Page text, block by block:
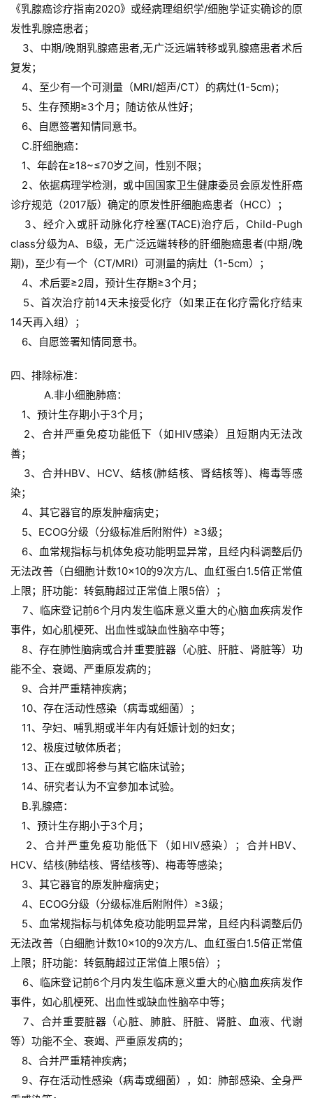
《乳腺癌诊疗指南2020》或经病理组织学/细胞学证实确诊的原
发性乳腺癌患者；
3、中期/晚期乳腺癌患者,无广泛远端转移或乳腺癌患者术后
复发；
4、至少有一个可测量（MRI/超声/CT）的病灶(1-5cm)；
5、生存预期≥3个月；随访依从性好；
6、自愿签署知情同意书。
C.肝细胞癌：
1、年龄在≥18~≤70岁之间，性别不限；
2、依据病理学检测，或中国国家卫生健康委员会原发性肝癌
诊疗规范（2017版）确定的原发性肝细胞癌患者（HCC）；
3、经介入或肝动脉化疗栓塞(TACE)治疗后，Child-Pugh
class分级为A、B级，无广泛远端转移的肝细胞癌患者(中期/晚
期)，至少有一个（CT/MRI）可测量的病灶（1-5cm）；
4、术后要≥2周，预计生存期≥3个月；
5、首次治疗前14天未接受化疗（如果正在化疗需化疗结束
14天再入组）；
6、自愿签署知情同意书。
四、排除标准：
A.非小细胞肺癌：
1、预计生存期小于3个月；
2、合并严重免疫功能低下（如HIV感染）且短期内无法改
善；
3、合并HBV、HCV、结核(肺结核、肾结核等)、梅毒等感
染；
4、其它器官的原发肿瘤病史；
5、ECOG分级（分级标准后附附件）≥3级；
6、血常规指标与机体免疫功能明显异常，且经内科调整后仍
无法改善（白细胞计数10×10的9次方/L、血红蛋白1.5倍正常值
上限；肝功能：转氨酶超过正常值上限5倍）；
7、临床登记前6个月内发生临床意义重大的心脑血疾病发作
事件，如心肌梗死、出血性或缺血性脑卒中等；
8、存在肺性脑病或合并重要脏器（心脏、肝脏、肾脏等）功
能不全、衰竭、严重原发病的；
9、合并严重精神疾病；
10、存在活动性感染（病毒或细菌）；
11、孕妇、哺乳期或半年内有妊娠计划的妇女；
12、极度过敏体质者；
13、正在或即将参与其它临床试验；
14、研究者认为不宜参加本试验。
B.乳腺癌：
1、预计生存期小于3个月；
2、合并严重免疫功能低下（如HIV感染）；合并HBV、
HCV、结核(肺结核、肾结核等)、梅毒等感染；
3、其它器官的原发肿瘤病史；
4、ECOG分级（分级标准后附附件）≥3级；
5、血常规指标与机体免疫功能明显异常，且经内科调整后仍
无法改善（白细胞计数10×10的9次方/L、血红蛋白1.5倍正常值
上限；肝功能：转氨酶超过正常值上限5倍）；
6、临床登记前6个月内发生临床意义重大的心脑血疾病发作
事件，如心肌梗死、出血性或缺血性脑卒中等；
7、合并重要脏器（心脏、肺脏、肝脏、肾脏、血液、代谢
等）功能不全、衰竭、严重原发病的；
8、合并严重精神疾病；
9、存在活动性感染（病毒或细菌），如：肺部感染、全身严